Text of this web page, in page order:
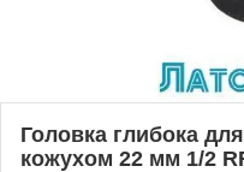
Головка глибока
кожухом 22 мм 1/2